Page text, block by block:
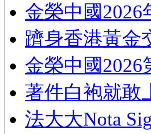
金榮中國
躋身香港黃金
金榮中國
著件白袍就敢
法大大Nota